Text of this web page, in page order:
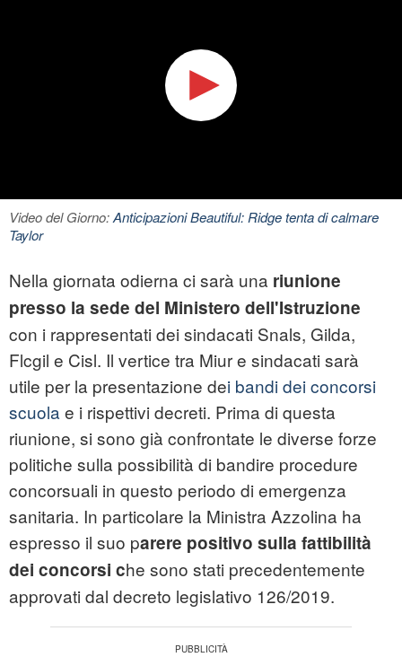
Video del Giorno:Anticipazioni Beautiful: Ridge tenta di calmare
Taylor
Nella giornata odierna ci sarà una riunione
presso la sede del Ministero dell'Istruzione
con i rappresentati dei sindacati Snals, Gilda,
Flcgil e Cisl. Il vertice tra Miur e sindacati sarà
utile per la presentazione dei bandi dei concorsi
scuola e i rispettivi decreti. Prima di questa
riunione, si sono già confrontate le diverse forze
politiche sulla possibilità di bandire procedure
concorsuali in questo periodo di emergenza
sanitaria. In particolare la Ministra Azzolina ha
espresso il suo parere positivo sulla fattibilità
dei concorsi che sono stati precedentemente
approvati dal decreto legislativo 126/2019.